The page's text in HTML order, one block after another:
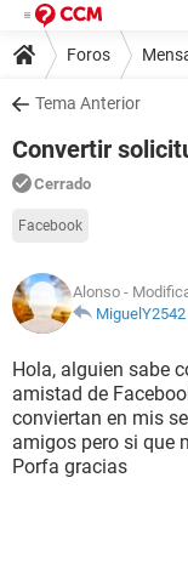
Foros
Tema Anterior
Convertir
Cerrado
Facebook
Alonso -
MiguelY2542
Hola, alguien sabe
amistad de
conviertan en mis
amigos pero si que
Porfa gracias